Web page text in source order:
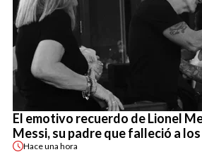
El emotivo recuerdo de Lionel
Messi, su padre que falleció a
Haceuna hora